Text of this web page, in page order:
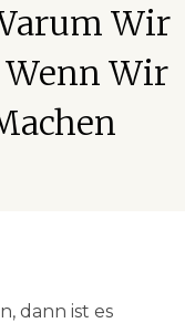
Wir
Wenn Wir
dann ist es